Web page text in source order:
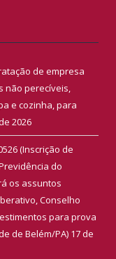
de empresa
não perecíveis,
e cozinha, para
2026
(Inscrição de
do
os assuntos
Conselho
para prova
de Belém/PA) 17 de